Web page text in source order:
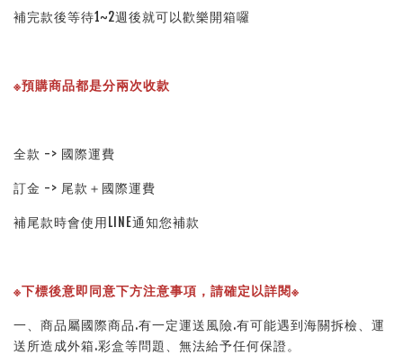
補完款後等待1~2週後就可以歡樂開箱囉
※預購商品都是分兩次收款
全款 -> 國際運費
訂金 -> 尾款＋國際運費
補尾款時會使用LINE通知您補款
※下標後意即同意下方注意事項，請確定以詳閱※
一、商品屬國際商品.有一定運送風險.有可能遇到海關拆檢、運
送所造成外箱.彩盒等問題、無法給予任何保證。